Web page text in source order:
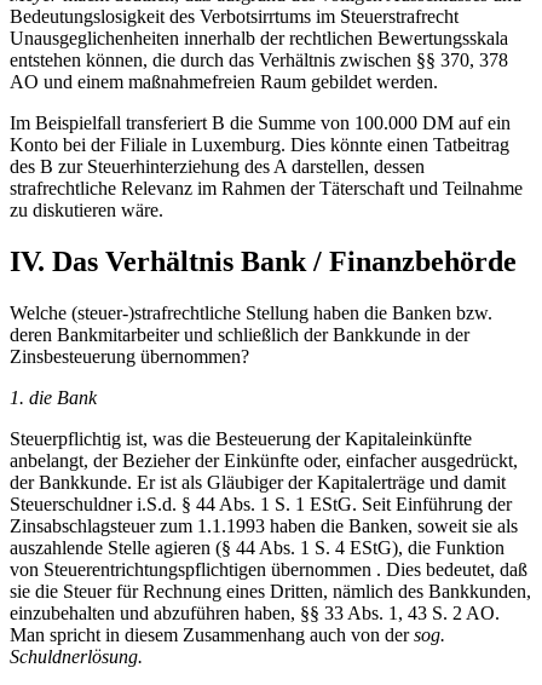
Bedeutungslosigkeit des Verbotsirrtums im Steuerstrafrecht
Unausgeglichenheiten innerhalb der rechtlichen Bewertungsskala
entstehen können, die durch das Verhältnis zwischen §§ 370, 378
AO und einem maßnahmefreien Raum gebildet werden.
Im Beispielfall transferiert B die Summe von 100.000 DM auf ein
Konto bei der Filiale in Luxemburg. Dies könnte einen Tatbeitrag
des B zur Steuerhinterziehung des A darstellen, dessen
strafrechtliche Relevanz im Rahmen der Täterschaft und Teilnahme
zu diskutieren wäre.
IV. Das Verhältnis Bank / Finanzbehörde
Welche (steuer-)strafrechtliche Stellung haben die Banken bzw.
deren Bankmitarbeiter und schließlich der Bankkunde in der
Zinsbesteuerung übernommen?
1. die Bank
Steuerpflichtig ist, was die Besteuerung der Kapitaleinkünfte
anbelangt, der Bezieher der Einkünfte oder, einfacher ausgedrückt,
der Bankkunde. Er ist als Gläubiger der Kapitalerträge und damit
Steuerschuldner i.S.d. § 44 Abs. 1 S. 1 EStG. Seit Einführung der
Zinsabschlagsteuer zum 1.1.1993 haben die Banken, soweit sie als
auszahlende Stelle agieren (§ 44 Abs. 1 S. 4 EStG), die Funktion
von Steuerentrichtungspflichtigen übernommen . Dies bedeutet, daß
sie die Steuer für Rechnung eines Dritten, nämlich des Bankkunden,
einzubehalten und abzuführen haben, §§ 33 Abs. 1, 43 S. 2 AO.
Man spricht in diesem Zusammenhang auch von dersog.
Schuldnerlösung.